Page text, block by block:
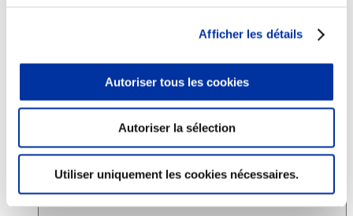
Afficher les détails
Autoriser tous les cookies
Autoriser la sélection
Utiliser uniquement les cookies nécessaires.
Consommation
Sécurité sanitaire
Juste rémunération et attractivité des métiers
Info-veille scientifique
Accords